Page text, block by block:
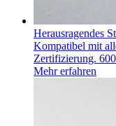
Herausragendes
Kompatibel mit
Zertifizierung.
Mehr erfahren